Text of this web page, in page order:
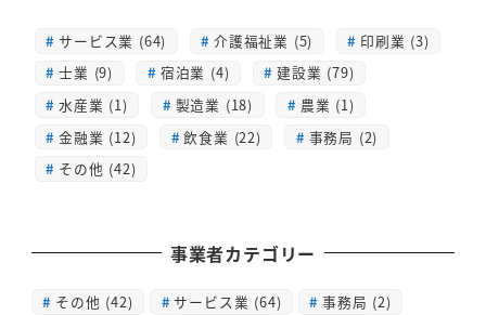
サービス業 (64) 介護福祉業 (5)
印刷業 (3)
士業 (9)
宿泊業 (4)
建設業 (79)
水産業 (1)
製造業 (18)
農業 (1)
金融業 (12)
飲食業 (22)
事務局 (2)
その他 (42)
事業者カテゴリー
その他 (42) サービス業 (64) 事務局 (2)